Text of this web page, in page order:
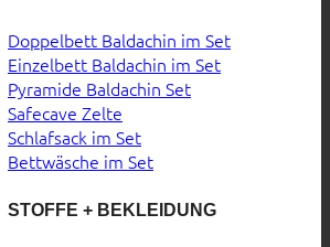
Doppelbett Baldachin im Set
Einzelbett Baldachin im Set
Pyramide Baldachin Set
Safecave Zelte
Schlafsack im Set
Bettwäsche im Set
STOFFE + BEKLEIDUNG